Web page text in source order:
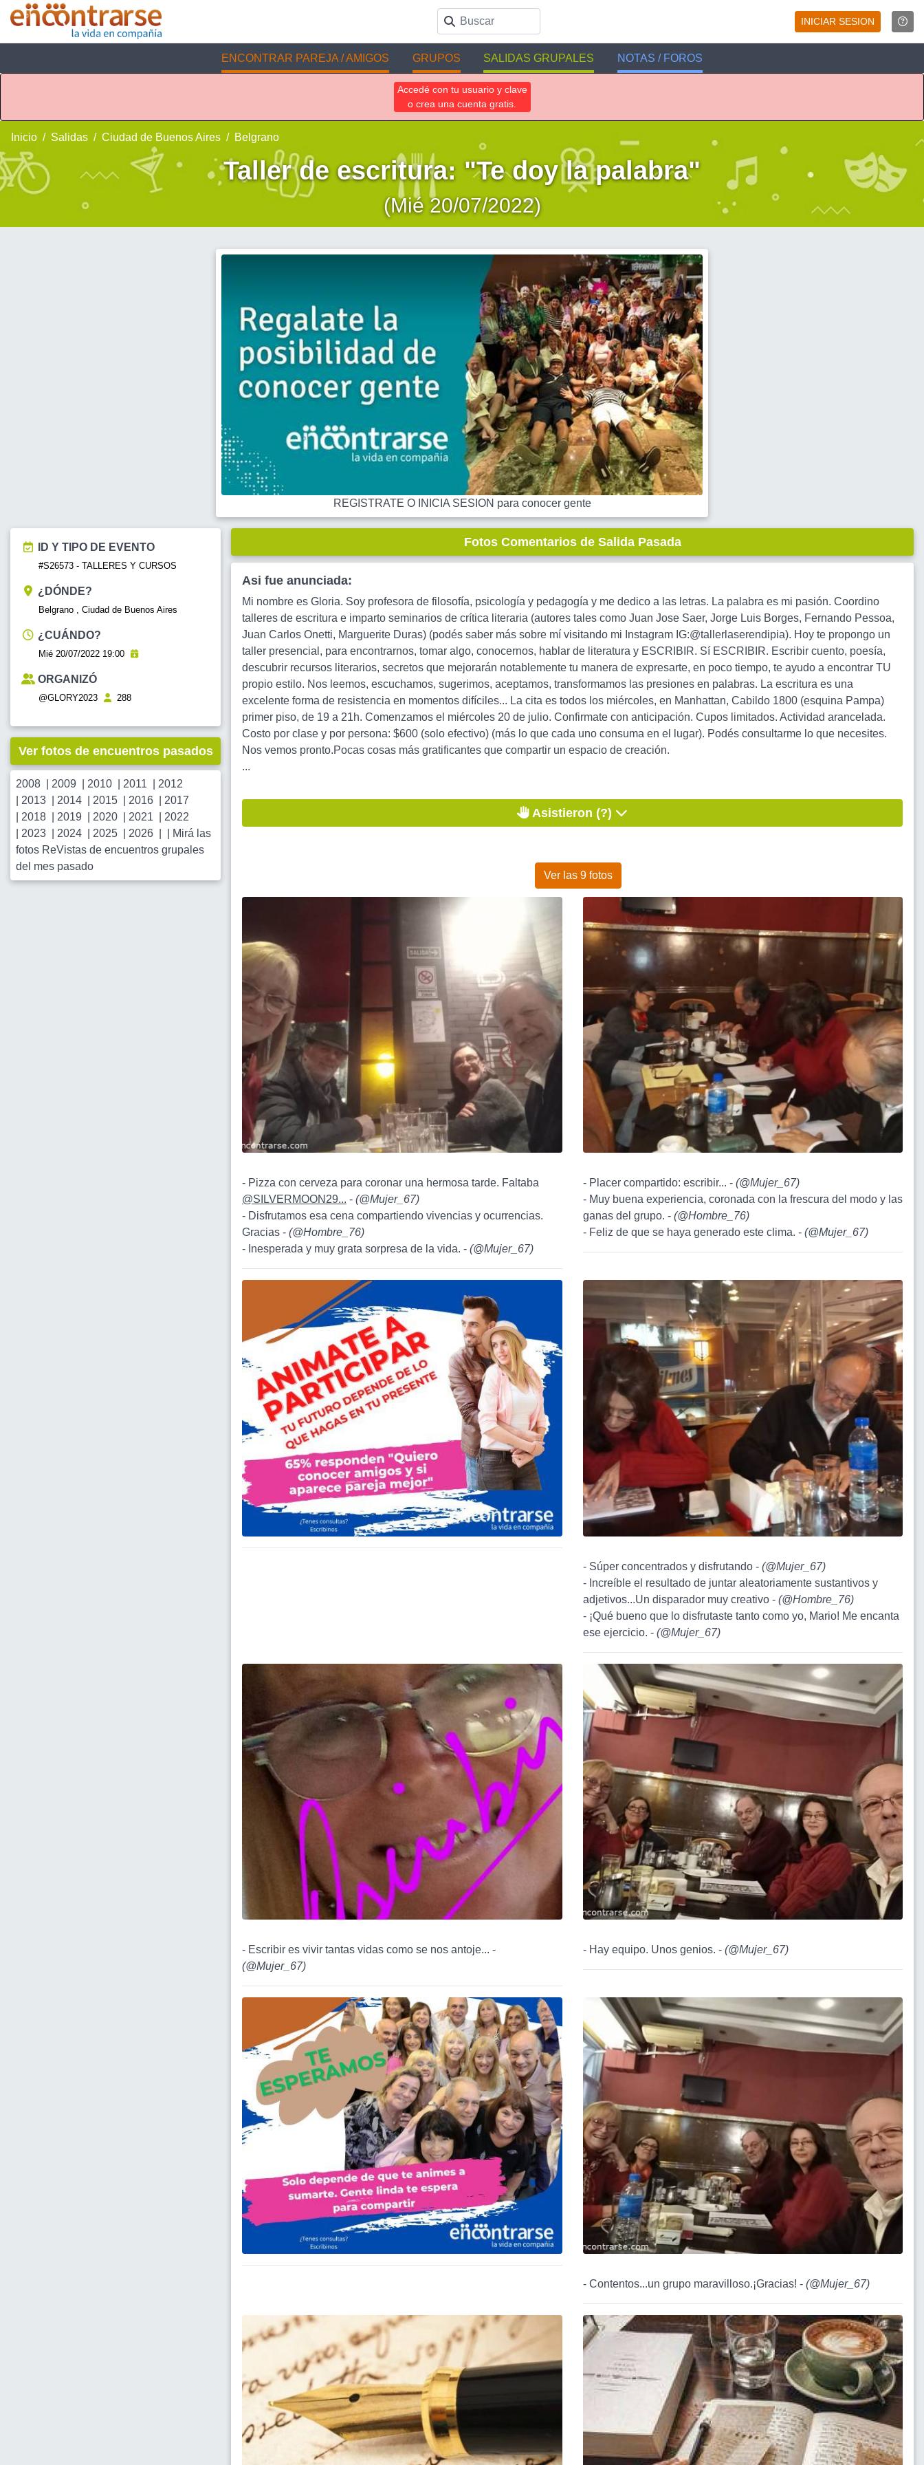
INICIAR SESION
ENCONTRAR PAREJA / AMIGOS GRUPOS SALIDAS GRUPALES NOTAS / FOROS
Accedé con tu usuario y clave
o crea una cuenta gratis.
Inicio Salidas Ciudad de Buenos Aires Belgrano
Taller de escritura: "Te doy la palabra"
(Mié 20/07/2022)
REGISTRATE O INICIA SESION para conocer gente
ID Y TIPO DE EVENTO
#S26573 - TALLERES Y CURSOS
¿DÓNDE?
Belgrano , Ciudad de Buenos Aires
¿CUÁNDO?
Mié 20/07/2022 19:00
ORGANIZÓ
@GLORY2023 288
Ver fotos de encuentros pasados
2008 2009 2010 2011
2012
2013 2014 2015 2016
2017
2018 2019 2020 2021
2022
2023 2024 2025 2026
Mirá las
fotos ReVistas de encuentros grupales
del mes pasado
Fotos Comentarios de Salida Pasada
Asi fue anunciada:
Mi nombre es Gloria. Soy profesora de filosofía, psicología y pedagogía y me dedico a las letras. La palabra es mi pasión. Coordino
talleres de escritura e imparto seminarios de crítica literaria (autores tales como Juan Jose Saer, Jorge Luis Borges, Fernando Pessoa,
Juan Carlos Onetti, Marguerite Duras) (podés saber más sobre mí visitando mi Instagram IG:@tallerlaserendipia). Hoy te propongo un
taller presencial, para encontrarnos, tomar algo, conocernos, hablar de literatura y ESCRIBIR. Sí ESCRIBIR. Escribir cuento, poesía,
descubrir recursos literarios, secretos que mejorarán notablemente tu manera de expresarte, en poco tiempo, te ayudo a encontrar TU
propio estilo. Nos leemos, escuchamos, sugerimos, aceptamos, transformamos las presiones en palabras. La escritura es una
excelente forma de resistencia en momentos difíciles... La cita es todos los miércoles, en Manhattan, Cabildo 1800 (esquina Pampa)
primer piso, de 19 a 21h. Comenzamos el miércoles 20 de julio. Confirmate con anticipación. Cupos limitados. Actividad arancelada.
Costo por clase y por persona: $600 (solo efectivo) (más lo que cada uno consuma en el lugar). Podés consultarme lo que necesites.
Nos vemos pronto.Pocas cosas más gratificantes que compartir un espacio de creación.
...
Asistieron (?)
Ver las 9 fotos
- Pizza con cerveza para coronar una hermosa tarde. Faltaba
@SILVERMOON29... - (@Mujer_67)
- Disfrutamos esa cena compartiendo vivencias y ocurrencias.
Gracias - (@Hombre_76)
- Inesperada y muy grata sorpresa de la vida. - (@Mujer_67)
- Placer compartido: escribir... - (@Mujer_67)
- Muy buena experiencia, coronada con la frescura del modo y las
ganas del grupo. - (@Hombre_76)
- Feliz de que se haya generado este clima. - (@Mujer_67)
- Súper concentrados y disfrutando - (@Mujer_67)
- Increíble el resultado de juntar aleatoriamente sustantivos y
adjetivos...Un disparador muy creativo - (@Hombre_76)
- ¡Qué bueno que lo disfrutaste tanto como yo, Mario! Me encanta
ese ejercicio. - (@Mujer_67)
- Escribir es vivir tantas vidas como se nos antoje... -
(@Mujer_67)
- Hay equipo. Unos genios. - (@Mujer_67)
- Contentos...un grupo maravilloso.¡Gracias! - (@Mujer_67)